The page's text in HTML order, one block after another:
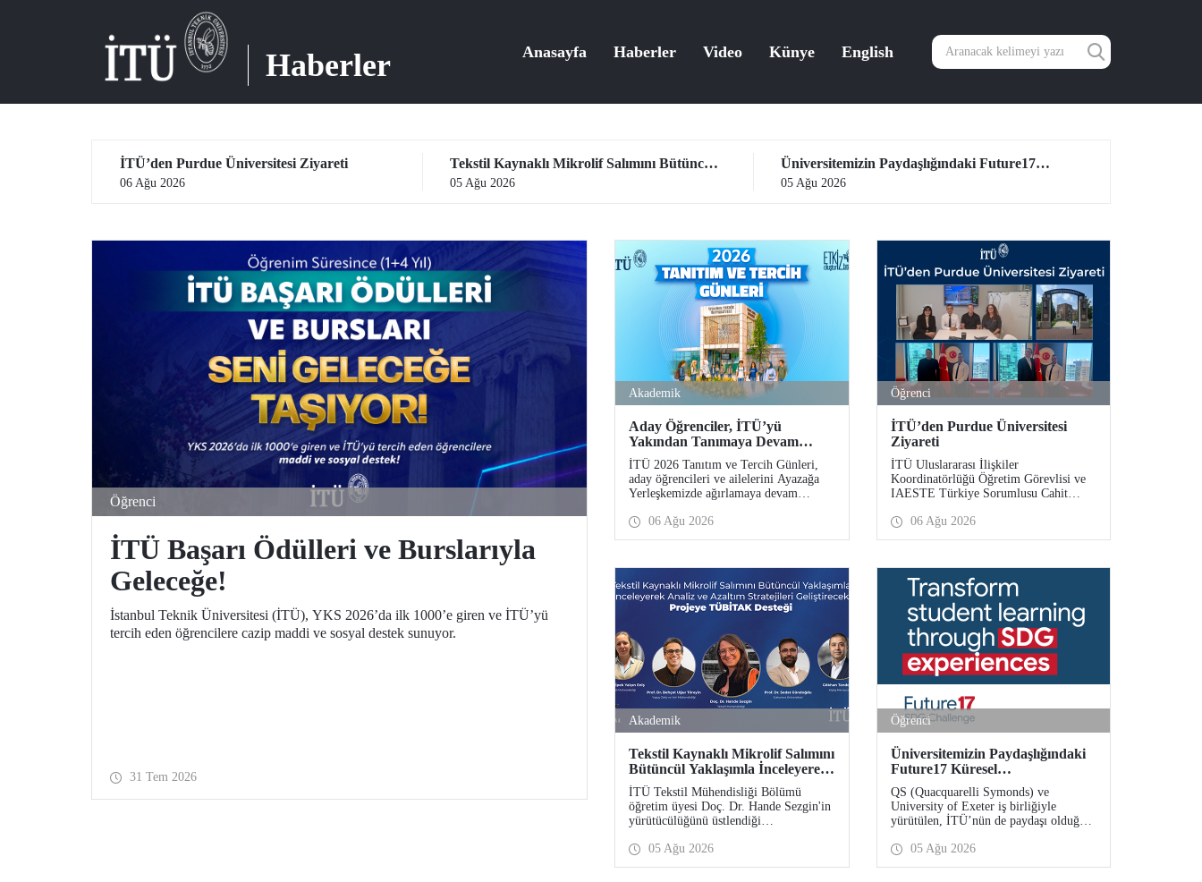
Haberler Anasayfa Haberler Video Künye English
İTÜ’den Purdue Üniversitesi Ziyareti
06 Ağu 2026
Tekstil Kaynaklı Mikrolif Salımını Bütüncül Yaklaşımla İnceleyerek Analiz ve Azaltım Stratejileri Geliştirecek Projeye TÜBİTAK Desteği
05 Ağu 2026
Üniversitemizin Paydaşlığındaki Future17 Küresel Sürdürülebilirlik Proje Programı, Öğrencilerimizin Başvurularını Bekliyor
05 Ağu 2026
Öğrenci
İTÜ Başarı Ödülleri ve Burslarıyla
Geleceğe!
İstanbul Teknik Üniversitesi (İTÜ), YKS 2026’da ilk 1000’e giren ve İTÜ’yü
tercih eden öğrencilere cazip maddi ve sosyal destek sunuyor.
31 Tem 2026
Akademik
Aday Öğrenciler, İTÜ’yü
Yakından Tanımaya Devam
Ediyor
İTÜ 2026 Tanıtım ve Tercih Günleri,
aday öğrencileri ve ailelerini Ayazağa
Yerleşkemizde ağırlamaya devam
Ağustos’ta tamamlanacak, ilgili fakülte
ve birimler adaylara bilgi vermeye
06 Ağu 2026
Öğrenci
İTÜ’den Purdue Üniversitesi
Ziyareti
İTÜ Uluslararası İlişkiler
Koordinatörlüğü Öğretim Görevlisi ve
IAESTE Türkiye Sorumlusu Cahit
geliştirmek amacıyla 20-27 Temmuz
tarihlerinde ABD’de dünyanın önde
Purdue Üniversitesi başta olmak üzere
bir dizi ziyarette bulundu.
06 Ağu 2026
Akademik
Tekstil Kaynaklı Mikrolif Salımını
Bütüncül Yaklaşımla İnceleyerek
Analiz ve Azaltım Stratejileri
Geliştirecek Projeye TÜBİTAK
Desteği
İTÜ Tekstil Mühendisliği Bölümü
öğretim üyesi Doç. Dr. Hande Sezgin'in
yürütücülüğünü üstlendiği
Esaslı Tekstil Ürünlerinde Kullanım
Koşullarına Bağlı Mikrolif Salımı:
05 Ağu 2026
Öğrenci
Üniversitemizin Paydaşlığındaki
Future17 Küresel
Sürdürülebilirlik Proje Programı,
Öğrencilerimizin Başvurularını
Bekliyor
QS (Quacquarelli Symonds) ve
University of Exeter iş birliğiyle
yürütülen, İTÜ’nün de paydaşı olduğu
Proje Programı için yeni dönem öğrenci
başvuruları açıldı. Başvurular için son
05 Ağu 2026